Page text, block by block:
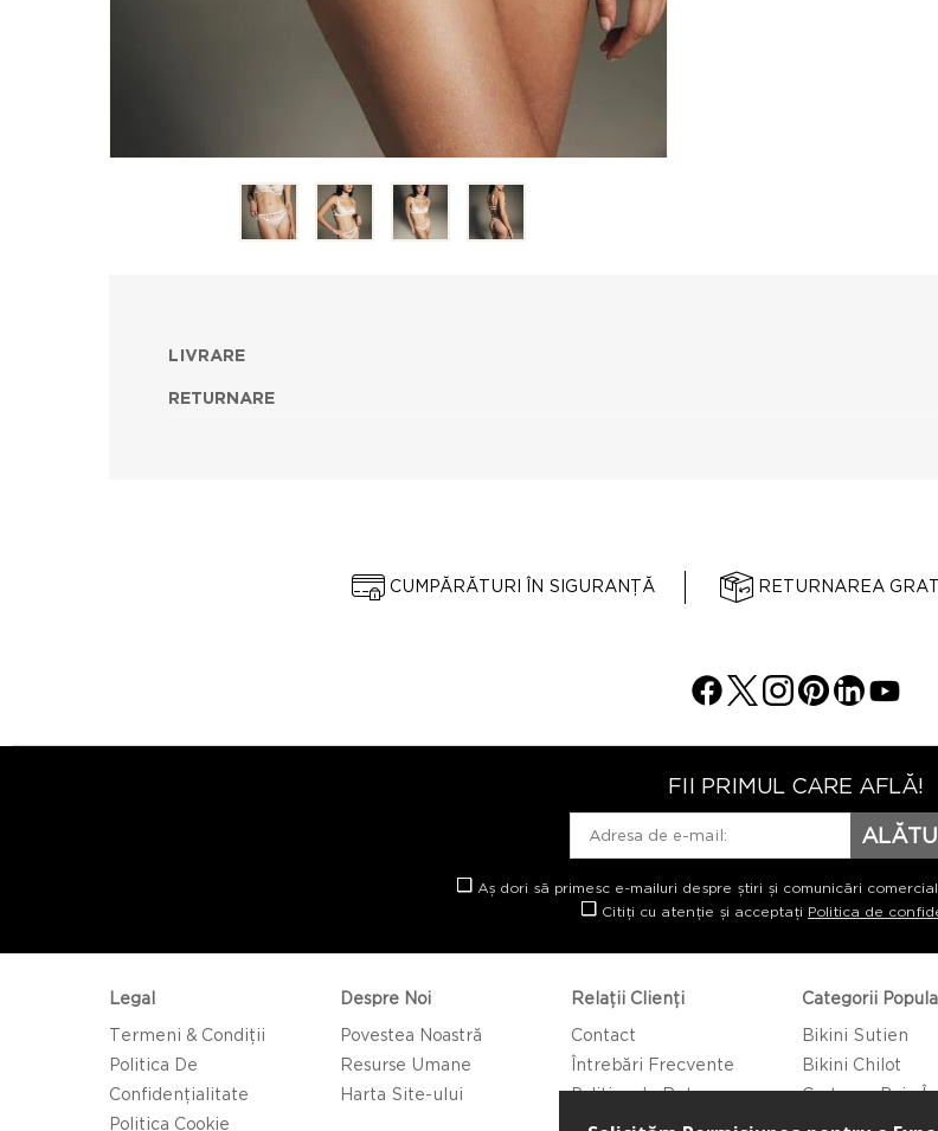
LIVRARE
RETURNARE
CUMPĂRĂTURI ÎN SIGURANȚĂ RETURNAREA
FII PRIMUL CARE AFLĂ!
Aș dori să primesc e-mailuri despre știri și comunicări
Citiți cu atenție și acceptați Politica de
Legal
Termeni & Condiții
Politica De
Confidențialitate
Politica Cookie
Despre Noi
Povestea Noastră
Resurse Umane
Harta Site-ului
Relații Clienți
Contact
Întrebări Frecvente
Politica de Returnare
Categorii
Bikini Sutien
Bikini Chilot
Costume Baie
Caftan/Pareo